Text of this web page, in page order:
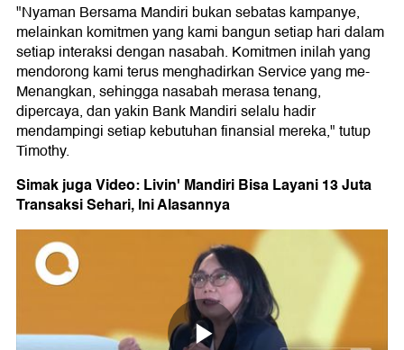
"Nyaman Bersama Mandiri bukan sebatas kampanye,
melainkan komitmen yang kami bangun setiap hari dalam
setiap interaksi dengan nasabah. Komitmen inilah yang
mendorong kami terus menghadirkan Service yang me-
Menangkan, sehingga nasabah merasa tenang,
dipercaya, dan yakin Bank Mandiri selalu hadir
mendampingi setiap kebutuhan finansial mereka," tutup
Timothy.
Simak juga Video: Livin' Mandiri Bisa Layani 13 Juta
Transaksi Sehari, Ini Alasannya